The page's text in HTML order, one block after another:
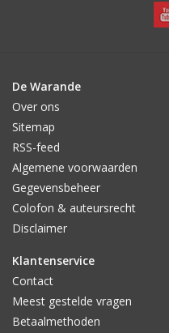
De Warande
Over ons
Sitemap
RSS-feed
Algemene voorwaarden
Gegevensbeheer
Colofon & auteursrecht
Disclaimer
Klantenservice
Contact
Meest gestelde vragen
Betaalmethoden